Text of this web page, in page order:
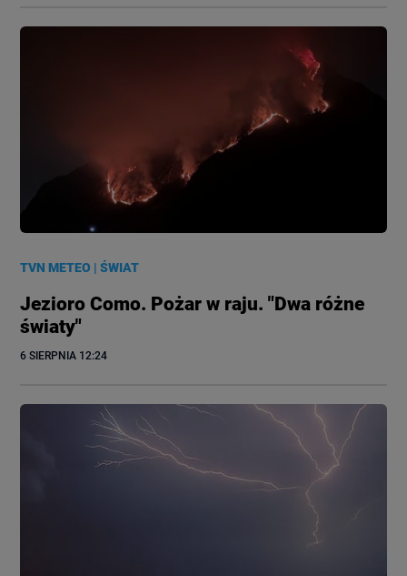
TVN METEO |ŚWIAT
Jezioro Como. Pożar w raju. "Dwa różne
światy"
6 SIERPNIA 12:24